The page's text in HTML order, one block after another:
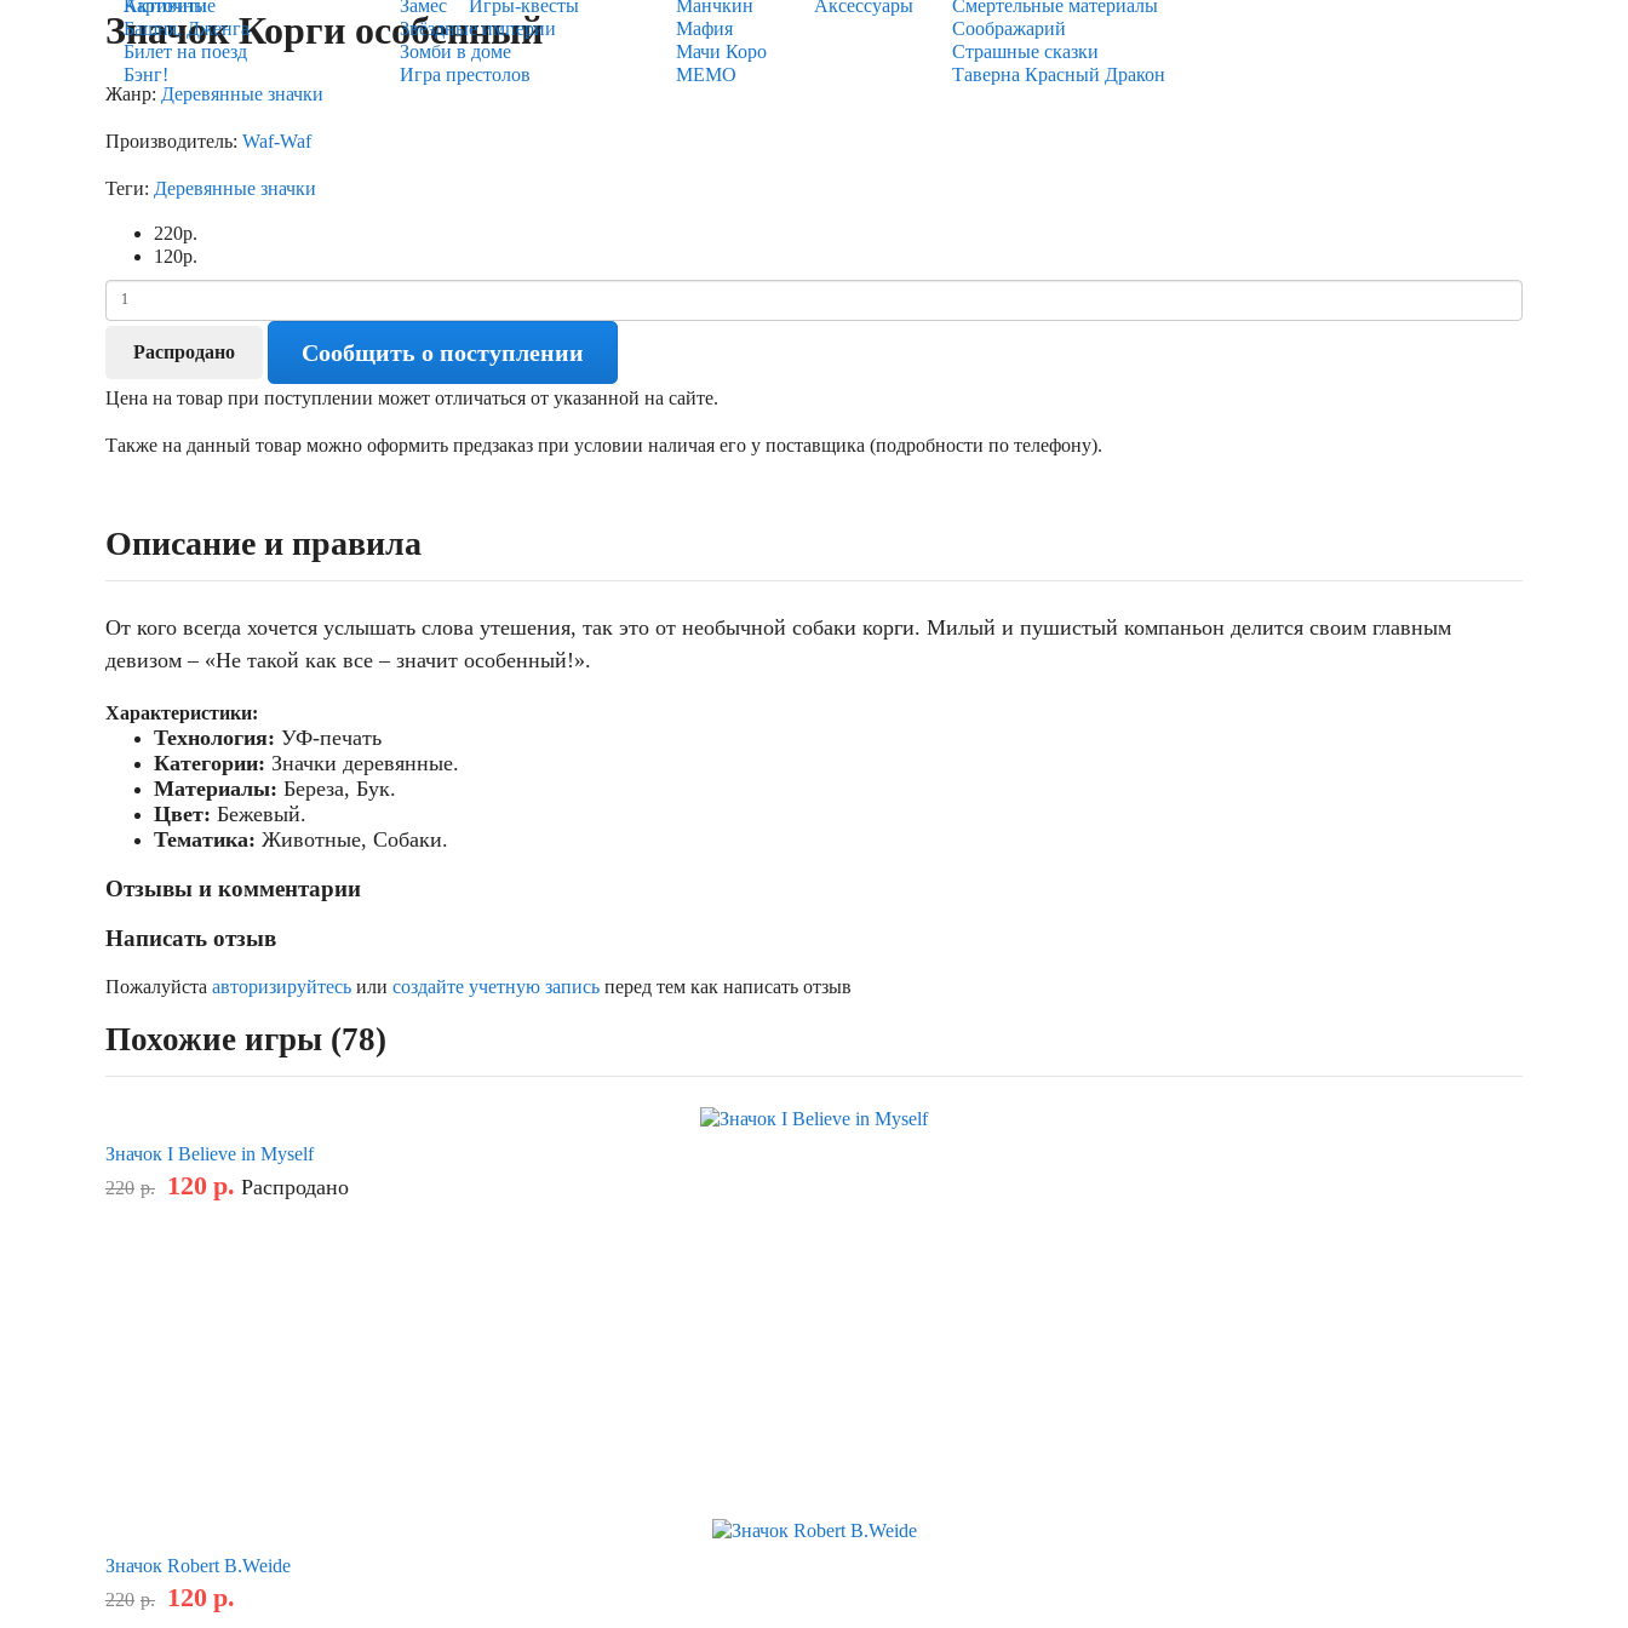
Карточные
Игры-квесты
Аксессуары
Активити
Башня, Дженга
Билет на поезд
Бэнг!
Замес
Звёздные империи
Зомби в доме
Игра престолов
Манчкин
Мафия
Мачи Коро
МЕМО
Смертельные материалы
Соображарий
Страшные сказки
Таверна Красный Дракон
Значок Корги особенный
Жанр: Деревянные значки
Производитель: Waf-Waf
Теги: Деревянные значки
220р.
120р.
Распродано Сообщить о поступлении
Цена на товар при поступлении может отличаться от указанной на сайте.
Также на данный товар можно оформить предзаказ при условии наличая его у поставщика (подробности по телефону).
Описание и правила
От кого всегда хочется услышать слова утешения, так это от необычной собаки корги. Милый и пушистый компаньон делится своим главным
девизом – «Не такой как все – значит особенный!».
Характеристики:
Технология: УФ-печать
Категории: Значки деревянные.
Материалы: Береза, Бук.
Цвет: Бежевый.
Тематика: Животные, Собаки.
Отзывы и комментарии
Написать отзыв
Пожалуйста авторизируйтесь или создайте учетную запись перед тем как написать отзыв
Похожие игры (78)
Значок I Believe in Myself
220 р. 120 р. Распродано
Значок Robert B.Weide
220 р. 120 р.